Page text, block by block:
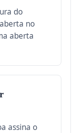
do
no
aberta
assina o